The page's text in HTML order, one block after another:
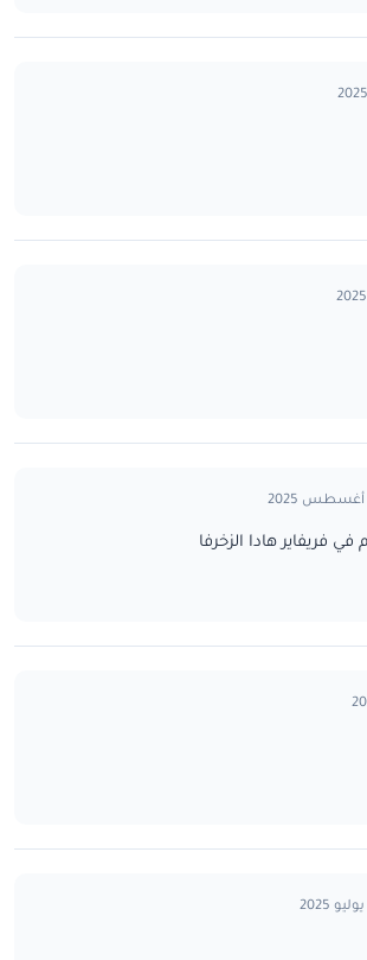
فريفاير هادا الزخرفا